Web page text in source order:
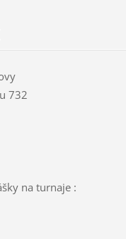
732
na turnaje :